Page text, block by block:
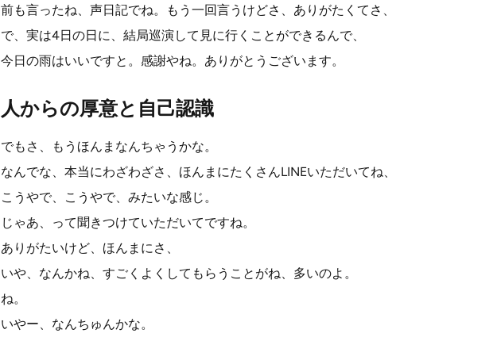
前も言ったね、声日記でね。もう一回言うけどさ、ありがたくてさ、
で、実は4日の日に、結局巡演して見に行くことができるんで、
今日の雨はいいですと。感謝やね。ありがとうございます。
人からの厚意と自己認識
でもさ、もうほんまなんちゃうかな。
なんでな、本当にわざわざさ、ほんまにたくさんLINEいただいてね、
こうやで、こうやで、みたいな感じ。
じゃあ、って聞きつけていただいてですね。
ありがたいけど、ほんまにさ、
いや、なんかね、すごくよくしてもらうことがね、多いのよ。
ね。
いやー、なんちゅんかな。